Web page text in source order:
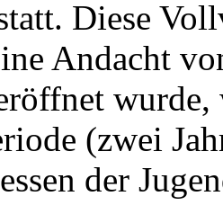
Diese
Andacht
wurde,
(zwei
der